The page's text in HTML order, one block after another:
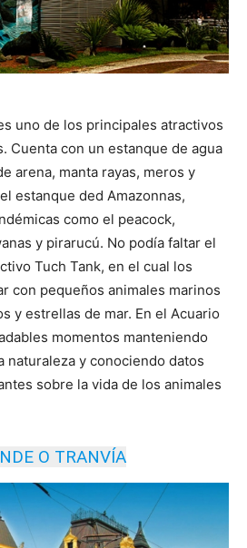
uno de los principales atractivos
Cuenta con un estanque de agua
arena, manta rayas, meros y
estanque ded Amazonnas,
como el peacock,
y pirarucú. No podía faltar el
Tuch Tank, en el cual los
con pequeños animales marinos
y estrellas de mar. En el Acuario
momentos manteniendo
naturaleza y conociendo datos
sobre la vida de los animales
O TRANVÍA